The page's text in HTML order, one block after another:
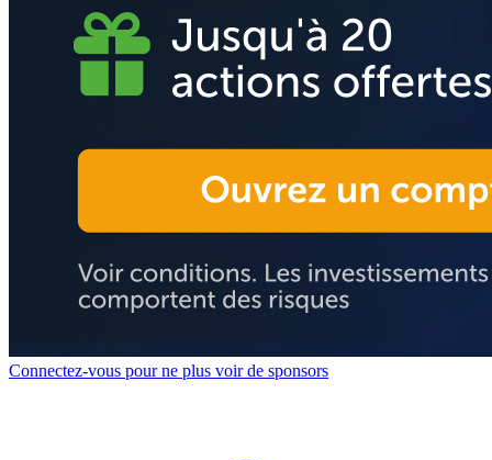
Connectez-vous pour ne plus voir de sponsors